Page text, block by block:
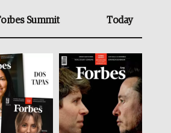
Summit Today